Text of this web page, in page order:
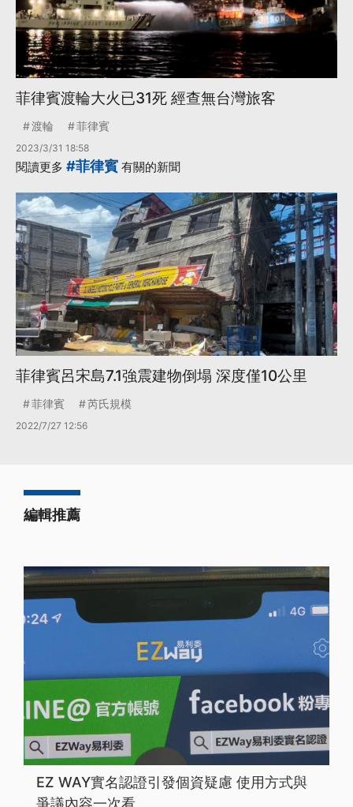
菲律賓渡輪大火已31死 經查無台灣旅客
渡輪 菲律賓
2023/3/31 18:58
閱讀更多 #菲律賓 有關的新聞
菲律賓呂宋島7.1強震建物倒塌 深度僅10公里
菲律賓 芮氏規模
2022/7/27 12:56
編輯推薦
EZ WAY實名認證引發個資疑慮 使用方式與
爭議內容一次看